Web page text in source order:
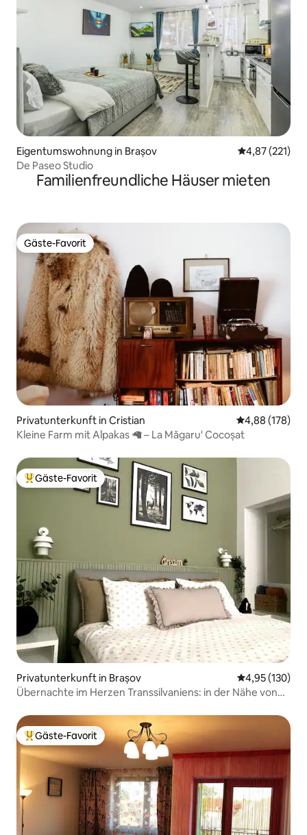
Eigentumswohnung in Brașov
4,87 (221)
De Paseo Studio
Familienfreundliche Häuser mieten
Gäste-Favorit
Gäste-Favorit
Privatunterkunft in Cristian
4,88 (178)
Kleine Farm mit Alpakas 🦙 – La Măgaru' Cocoșat
Beliebter Gäste-Favorit.
Gäste-Favorit
Privatunterkunft in Brașov
4,95 (130)
Übernachte im Herzen Transsilvaniens: in der Nähe von
Beliebter Gäste-Favorit.
Gäste-Favorit